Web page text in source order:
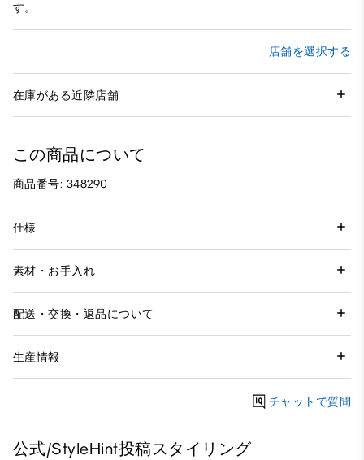
す。
店舗を選択する
在庫がある近隣店舗
この商品について
商品番号: 348290
仕様
素材・お手入れ
配送・交換・返品について
生産情報
チャットで質問
公式/StyleHint投稿スタイリング